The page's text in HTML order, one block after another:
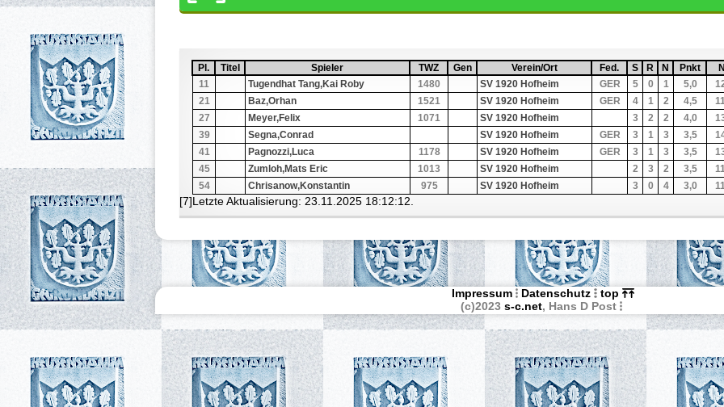
Pl.
Sortiere aufsteigend nach
Pl. Titel
Sortiere aufsteigend nach
Titel Sortiere aufsteigend nach
Spieler TWZ
Sortiere aufsteigend nach
TWZ Gen
Sortiere aufsteigend nach
Gen Verein/OrtSortiere aufsteigend nach
Verein/Ort Fed.
Sortiere aufsteigend nach
Fed. SSortiere aufsteigend
S RSortiere
R NSortiere
N Pnkt
Sortiere
Pnkt Niv
11
Tugendhat Tang,Kai Roby 1480 SV 1920 Hofheim GER 5 0 1 5,0
21
Baz,Orhan 1521 SV 1920 Hofheim GER 4 1 2 4,5
27
Meyer,Felix 1071 SV 1920 Hofheim 3 2 2 4,0
39
Segna,Conrad SV 1920 Hofheim GER 3 1 3 3,5
41
Pagnozzi,Luca 1178 SV 1920 Hofheim GER 3 1 3 3,5
45
Zumloh,Mats Eric 1013 SV 1920 Hofheim 2 3 2 3,5
54
Chrisanow,Konstantin 975 SV 1920 Hofheim 3 0 4 3,0
[7]Letzte Aktualisierung: 23.11.2025 18:12:12.
Impressum Datenschutz
top
(c)2023 s-c.net, Hans D Post